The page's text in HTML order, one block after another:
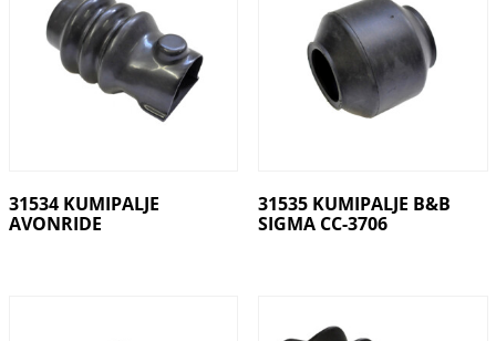
31534 KUMIPALJE
AVONRIDE
31535 KUMIPALJE B&B
SIGMA CC-3706